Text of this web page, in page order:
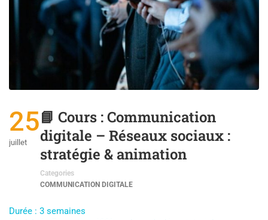
25
juillet
📘 Cours : Communication
digitale – Réseaux sociaux :
stratégie & animation
Categories
COMMUNICATION DIGITALE
Durée : 3 semaines